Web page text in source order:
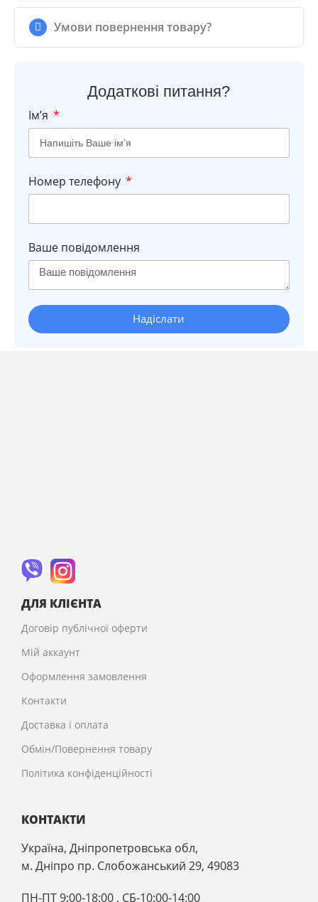
Умови повернення товару?
Додаткові питання?
Імʼя
Номер телефону
Ваше повідомлення
Надіслати
ДЛЯ КЛІЄНТА
Договір публічної оферти
Мій аккаунт
Оформлення замовлення
Контакти
Доставка і оплата
Обмін/Повернення товару
Політика конфіденційності
КОНТАКТИ
Україна, Дніпропетровська обл,
м. Дніпро пр. Слобожанський 29, 49083
ПН-ПТ 9:00-18:00 , CБ-10:00-14:00